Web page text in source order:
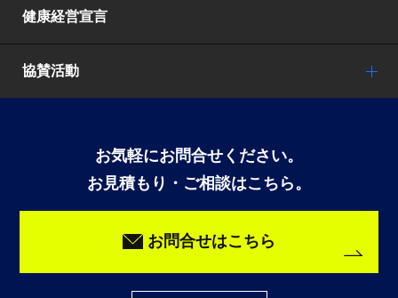
健康経営宣言
協賛活動
お気軽にお問合せください。
お見積もり・ご相談はこちら。
お問合せはこちら